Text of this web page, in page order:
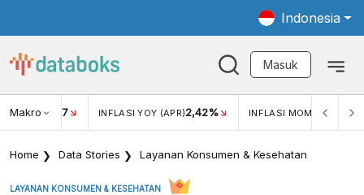
Indonesia
Masuk
Makro
USD/IDR 17 INFLASI YOY (APR)2,42% INFLASI MOM (APR)
Home Data Stories Layanan Konsumen & Kesehatan
LAYANAN KONSUMEN & KESEHATAN